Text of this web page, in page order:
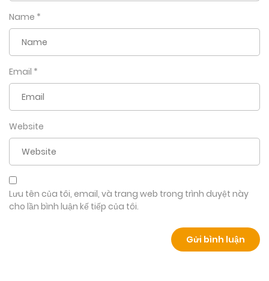
Name *
Email *
Website
Lưu tên của tôi, email, và trang web trong trình duyệt này
cho lần bình luận kế tiếp của tôi.